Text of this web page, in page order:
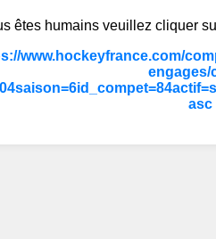
êtes humains veuillez cliquer
www.hockeyfrance.com/
engages/
asc